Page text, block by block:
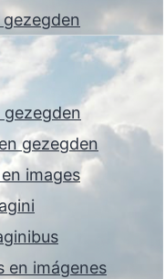
gezegden
images
en imágenes